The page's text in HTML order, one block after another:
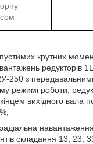
сом
крутних
редукторів
250 з
режимі роботи,
вихідного вала
складання 13, 23,